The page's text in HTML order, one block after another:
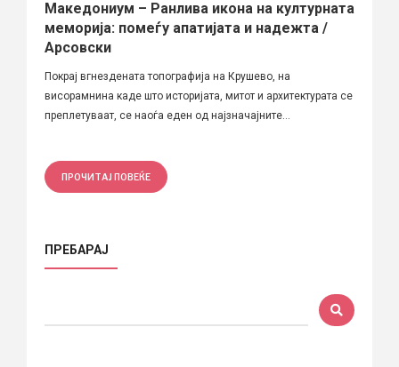
Македониум – Ранлива икона на културната
меморија: помеѓу апатијата и надежта /
Арсовски
Покрај вгнездената топографија на Крушево, на
висорамнина каде што историјата, митот и архитектурата се
преплетуваат, се наоѓа еден од најзначајните...
ПРОЧИТАЈ ПОВЕЌЕ
ПРЕБАРАЈ